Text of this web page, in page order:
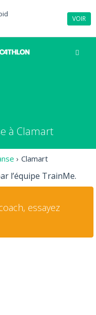
VOIR
à Clamart
› Clamart
l’équipe TrainMe.
essayez